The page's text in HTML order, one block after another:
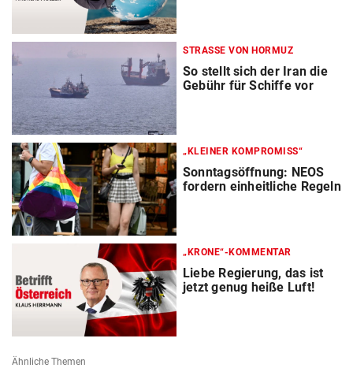
STRASSE VON HORMUZ
So stellt sich der Iran die
Gebühr für Schiffe vor
„KLEINER KOMPROMISS“
Sonntagsöffnung: NEOS
fordern einheitliche Regeln
„KRONE“-KOMMENTAR
Liebe Regierung, das ist
jetzt genug heiße Luft!
Ähnliche Themen